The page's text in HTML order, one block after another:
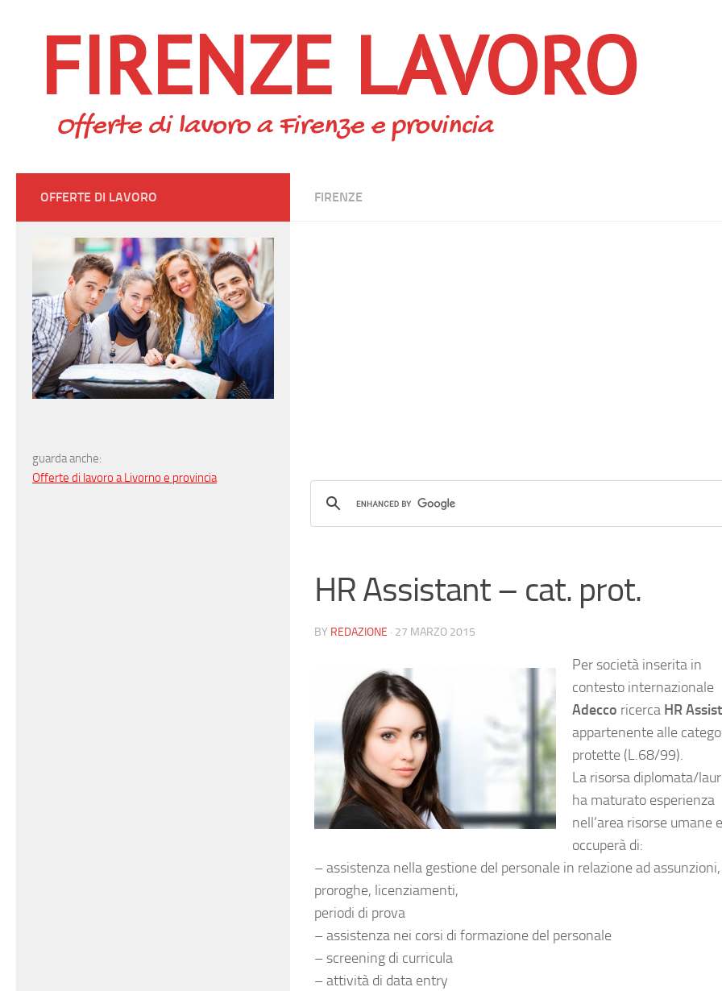
FIRENZE LAVORO
Offerte di lavoro a Firenze e provincia
FIRENZE
HR Assistant – cat. prot.
BY REDAZIONE · 27 MARZO 2015
Per società inserita in
contesto internazionale
Adecco ricerca HR
appartenente alle
protette (L.68/99).
La risorsa diplomata/
ha maturato esperienza
nell’area risorse umane
occuperà di:
– assistenza nella gestione del personale in relazione ad assunzioni,
proroghe, licenziamenti,
periodi di prova
– assistenza nei corsi di formazione del personale
– screening di curricula
– attività di data entry
OFFERTE DI LAVORO
guarda anche:
Offerte di lavoro a Livorno e provincia